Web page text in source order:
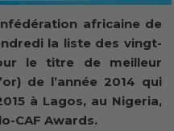
africaine de
la liste des vingt-
le titre de meilleur
de l’année 2014 qui
à Lagos, au Nigeria,
CAF Awards.